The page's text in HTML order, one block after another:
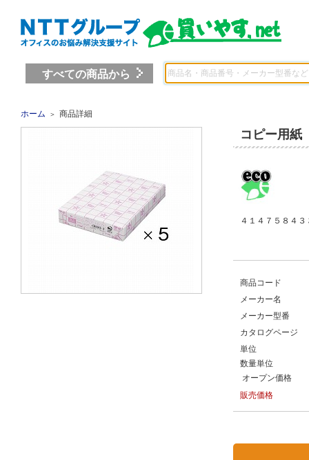
すべての商品から
ホーム ＞ 商品詳細
コピー用
４１４７５８４
商品コード
メーカー名
メーカー型番
カタログページ
単位
数量単位
オープン価格
販売価格